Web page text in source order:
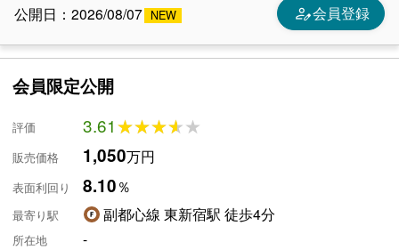
公開日：2026/08/07 person_edit会員登録
会員限定公開
評価 3.61★★★★★
★★★★★
販売価格 1,050万円
表面利回り 8.10％
最寄り駅 副都心線 東新宿駅 徒歩4分
所在地 -